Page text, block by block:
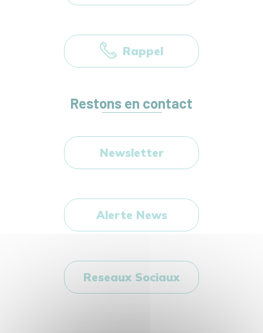
Rappel
Restons en contact
Newsletter
Alerte News
Reseaux Sociaux